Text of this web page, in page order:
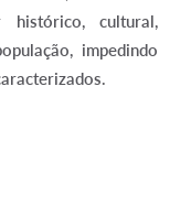
cultural,
impedindo